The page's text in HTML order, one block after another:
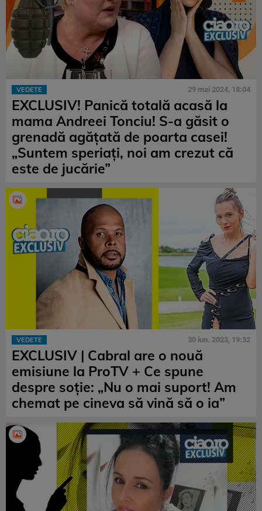
VEDETE 29 mai 2024, 18:04
EXCLUSIV! Panică totală acasă la
mama Andreei Tonciu! S-a găsit o
grenadă agățată de poarta casei!
„Suntem speriați, noi am crezut că
este de jucărie”
VEDETE 30 iun. 2023, 19:32
EXCLUSIV | Cabral are o nouă
emisiune la ProTV + Ce spune
despre soție: „Nu o mai suport! Am
chemat pe cineva să vină să o ia”